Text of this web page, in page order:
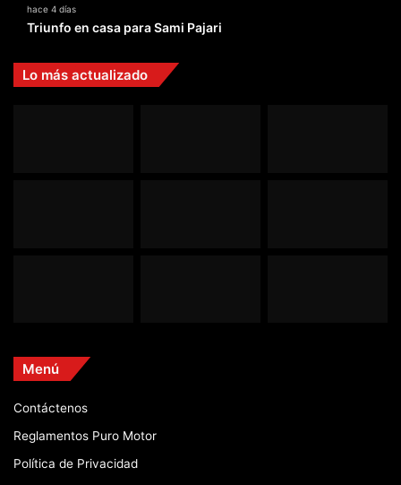
hace 4 días
Triunfo en casa para Sami Pajari
Lo más actualizado
Menú
Contáctenos
Reglamentos Puro Motor
Política de Privacidad